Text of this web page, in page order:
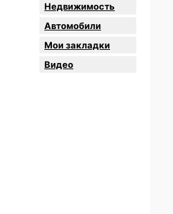
Недвижимость
Автомобили
Мои закладки
Видео